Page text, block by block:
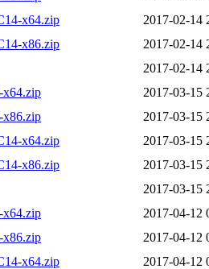
x64.zip
2017-02-14
x86.zip
2017-02-14
2017-02-14
x64.zip
2017-03-15
x86.zip
2017-03-15
x64.zip
2017-03-15
x86.zip
2017-03-15
2017-03-15
x64.zip
2017-04-12
x86.zip
2017-04-12
x64.zip
2017-04-12